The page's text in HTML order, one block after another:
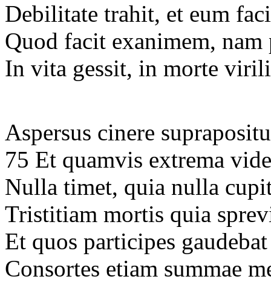
Debilitate trahit, et eum
Quod facit exanimem,
In vita gessit, in morte
Aspersus cinere
75 Et quamvis extrema
Nulla timet, quia nulla
Tristitiam mortis quia
Et quos participes
Consortes etiam summae